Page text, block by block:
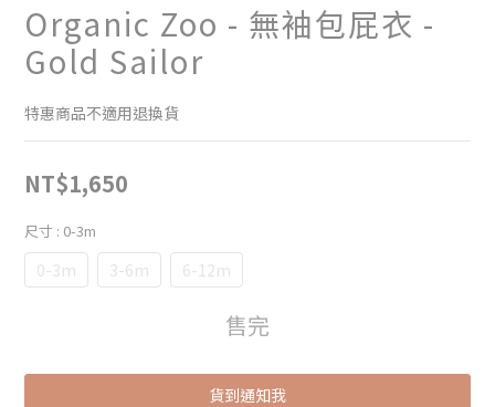
Organic Zoo - 無袖包屁衣 -
Gold Sailor
特惠商品不適用退換貨
NT$1,650
尺寸 : 0-3m
0-3m 3-6m 6-12m
售完
貨到通知我